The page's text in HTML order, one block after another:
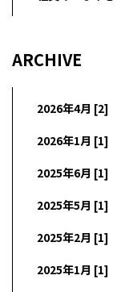
ARCHIVE
2026年4月 [2]
2026年1月 [1]
2025年6月 [1]
2025年5月 [1]
2025年2月 [1]
2025年1月 [1]